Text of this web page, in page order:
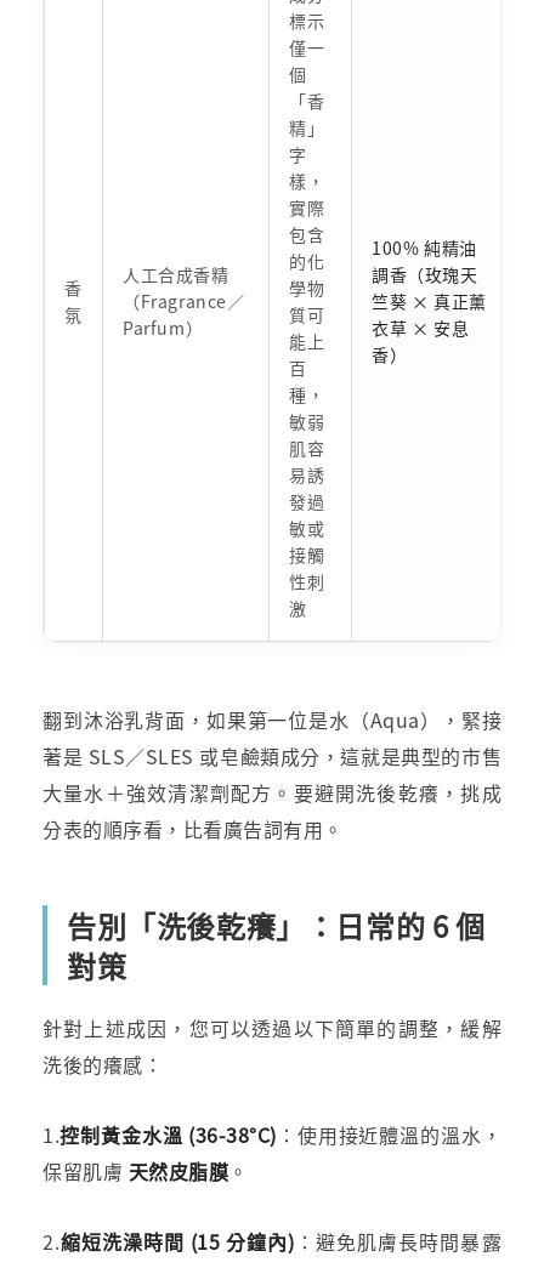
香
氛
人工合成香精
（Fragrance／
Parfum）
標示
僅一
個
「香
精」
字
樣，
實際
包含
的化
學物
質可
能上
百
種，
敏弱
肌容
易誘
發過
敏或
接觸
性刺
激
100% 純精油
調香（玫瑰天
竺葵 × 真正薰
衣草 × 安息
香）
翻到沐浴乳背面，如果第一位是水（Aqua），緊接
著是 SLS／SLES 或皂鹼類成分，這就是典型的市售
大量水＋強效清潔劑配方。要避開洗後乾癢，挑成
分表的順序看，比看廣告詞有用。
告別「洗後乾癢」：日常的 6 個
對策
針對上述成因，您可以透過以下簡單的調整，緩解
洗後的癢感：
1.控制黃金水溫 (36-38°C) ：使用接近體溫的溫水，
保留肌膚 天然皮脂膜 。
2.縮短洗澡時間 (15 分鐘內) ：避免肌膚長時間暴露